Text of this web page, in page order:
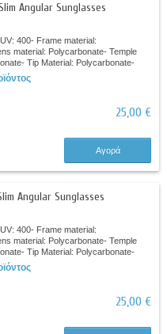
Angular Sunglasses
400- Frame material:
material: Polycarbonate- Temple
Tip Material: Polycarbonate-
25,00 €
Αγορά
Angular Sunglasses
400- Frame material:
material: Polycarbonate- Temple
Tip Material: Polycarbonate-
25,00 €